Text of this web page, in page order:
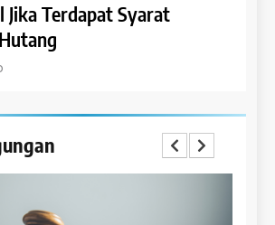
Jika Terdapat Syarat